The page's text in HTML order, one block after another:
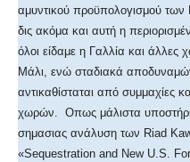
αμυντικού προϋπολογισμού
δις ακόμα και αυτή η
όλοι είδαμε η Γαλλία και άλλες
Μάλι, ενώ σταδιακά
αντικαθίσταται από συμμαχίες
χωρών. Οπως μάλιστα
σημασιας ανάλυση των Riad
«Sequestration and New U.S.